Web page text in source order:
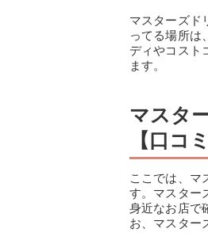
マスターズド
ってる場所は
ディやコスト
ます。
マスタ
【口コミ
ここでは、マ
す。マスター
身近なお店で
お、マスター